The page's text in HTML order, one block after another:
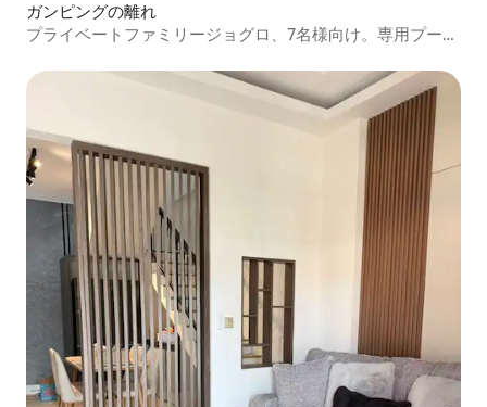
ガンピングの離れ
プライベートファミリージョグロ、7名様向け。専用プール